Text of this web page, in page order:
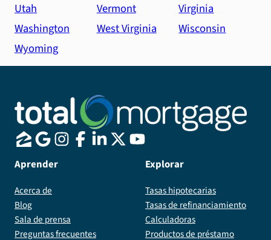
Utah
Vermont
Virginia
Washington
West Virginia
Wisconsin
Wyoming
Aprender
Acerca de
Blog
Sala de prensa
Preguntas frecuentes
Explorar
Tasas hipotecarias
Tasas de refinanciamiento
Calculadoras
Productos de préstamo